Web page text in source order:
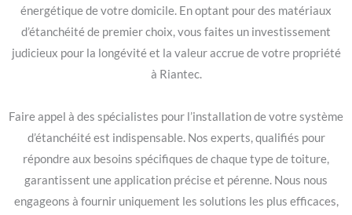
énergétique de votre domicile. En optant pour des matériaux
d’étanchéité de premier choix, vous faites un investissement
judicieux pour la longévité et la valeur accrue de votre propriété
à Riantec.
Faire appel à des spécialistes pour l’installation de votre système
d’étanchéité est indispensable. Nos experts, qualifiés pour
répondre aux besoins spécifiques de chaque type de toiture,
garantissent une application précise et pérenne. Nous nous
engageons à fournir uniquement les solutions les plus efficaces,